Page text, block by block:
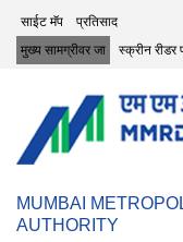
Top Header Menu
साईट मॅप
प्रतिसाद
मुख्य सामग्रीवर जा
स्क्रीन रीडर
MUMBAI
AUTHORITY